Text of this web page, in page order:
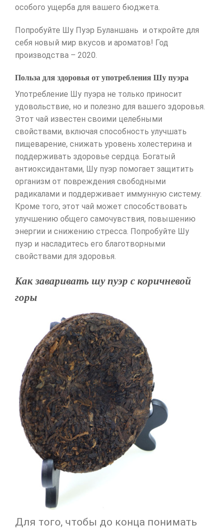
особого ущерба для вашего бюджета.
Попробуйте Шу Пуэр Буланшань и откройте для
себя новый мир вкусов и ароматов! Год
производства – 2020.
Польза для здоровья от употребления Шу пуэра
Употребление Шу пуэра не только приносит
удовольствие, но и полезно для вашего здоровья.
Этот чай известен своими целебными
свойствами, включая способность улучшать
пищеварение, снижать уровень холестерина и
поддерживать здоровье сердца. Богатый
антиоксидантами, Шу пуэр помогает защитить
организм от повреждения свободными
радикалами и поддерживает иммунную систему.
Кроме того, этот чай может способствовать
улучшению общего самочувствия, повышению
энергии и снижению стресса. Попробуйте Шу
пуэр и насладитесь его благотворными
свойствами для здоровья.
Как заваривать шу пуэр с коричневой
горы
Для того, чтобы до конца понимать